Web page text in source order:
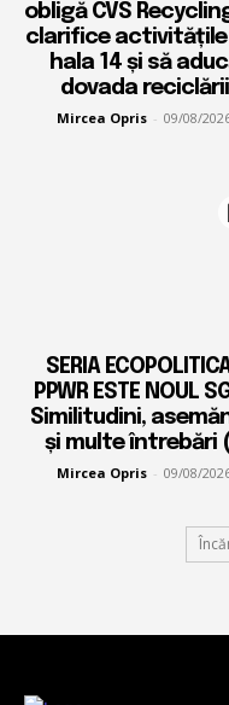
obligă CVS
clarifice activitățile
hala 14 și să
dovada reciclării
Mircea Opris - 09/08/
SERIA ECOPOLITICA
PPWR ESTE NOUL
Similitudini,
și multe întrebări
Mircea Opris - 09/08/